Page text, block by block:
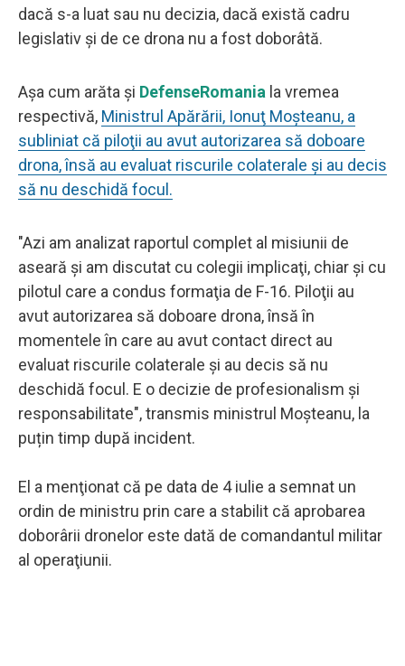
dacă s-a luat sau nu decizia, dacă există cadru
legislativ și de ce drona nu a fost doborâtă.
Așa cum arăta și DefenseRomania la vremea
respectivă, Ministrul Apărării, Ionuţ Moşteanu, a
subliniat că piloţii au avut autorizarea să doboare
drona, însă au evaluat riscurile colaterale şi au decis
să nu deschidă focul.
"Azi am analizat raportul complet al misiunii de
aseară şi am discutat cu colegii implicaţi, chiar şi cu
pilotul care a condus formaţia de F-16. Piloţii au
avut autorizarea să doboare drona, însă în
momentele în care au avut contact direct au
evaluat riscurile colaterale şi au decis să nu
deschidă focul. E o decizie de profesionalism şi
responsabilitate", transmis ministrul Moșteanu, la
puțin timp după incident.
El a menţionat că pe data de 4 iulie a semnat un
ordin de ministru prin care a stabilit că aprobarea
doborârii dronelor este dată de comandantul militar
al operaţiunii.